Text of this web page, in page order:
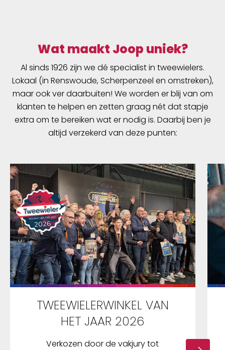
Wat maakt Joop uniek?
Al sinds 1926 zijn we dé specialist in tweewielers.
Lokaal (in Renswoude, Scherpenzeel en omstreken),
maar ook ver daarbuiten! We worden er blij van om
klanten te helpen en zetten graag nét dat stapje
extra om te bereiken wat er nodig is. Daarbij ben je
altijd verzekerd van deze punten:
TWEEWIELERWINKEL VAN
HET JAAR 2026
Verkozen door de vakjury tot